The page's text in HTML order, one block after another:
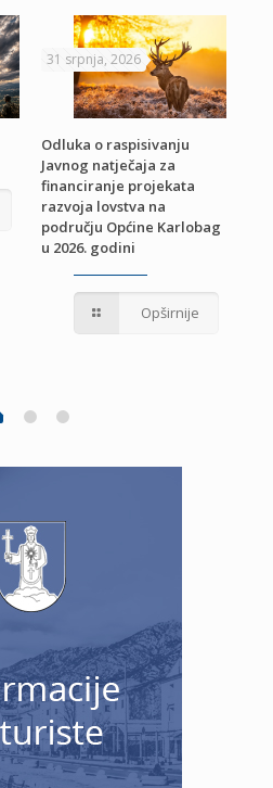
31 srpnja, 2026
Odluka o raspisivanju
Javnog natječaja za
financiranje projekata
razvoja lovstva na
području Općine Karlobag
u 2026. godini
Opširnije